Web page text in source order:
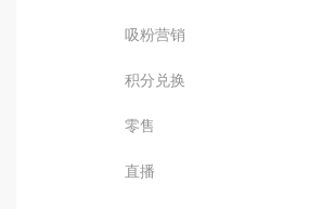
吸粉营销
积分兑换
零售
直播